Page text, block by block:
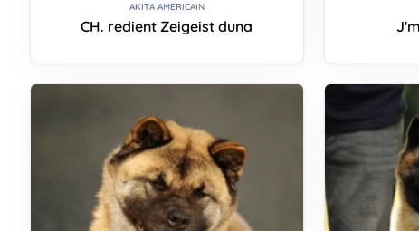
AKITA AMERICAIN
CH. redient Zeigeist duna